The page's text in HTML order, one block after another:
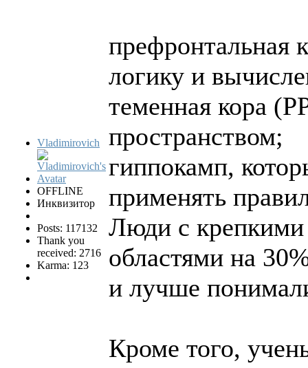
Vladimirovich
OFFLINE
Инквизитор
Posts: 117132
Thank you
received: 2716
Karma: 123
префронтальная
логику и
теменная кора
пространством;
гиппокамп,
применять
Люди с
областями на
и лучше
Кроме того,